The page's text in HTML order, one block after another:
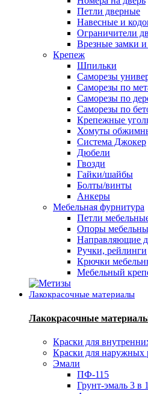
Петли дверные
Навесные и
Ограничители
Врезные замки
Крепеж
Шпильки
Саморезы
Саморезы по
Саморезы по
Саморезы по
Крепежные
Хомуты
Система Джокер
Дюбели
Гвозди
Гайки/шайбы
Болты/винты
Анкеры
Мебельная фурнитура
Петли
Опоры
Направляющие
Ручки, рейлинги
Крючки
Мебельный
Лакокрасочные материалы
Лакокрасочные
Краски для
Краски для наружных
Эмали
ПФ-115
Грунт-эмаль 3 в 1